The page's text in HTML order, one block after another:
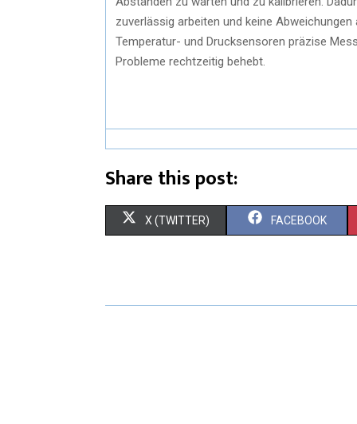
zuverlässig arbeiten und keine
Temperatur- und Drucksensoren präzise
Probleme rechtzeitig behebt.
Share this post:
X (TWITTER) FACEBOOK